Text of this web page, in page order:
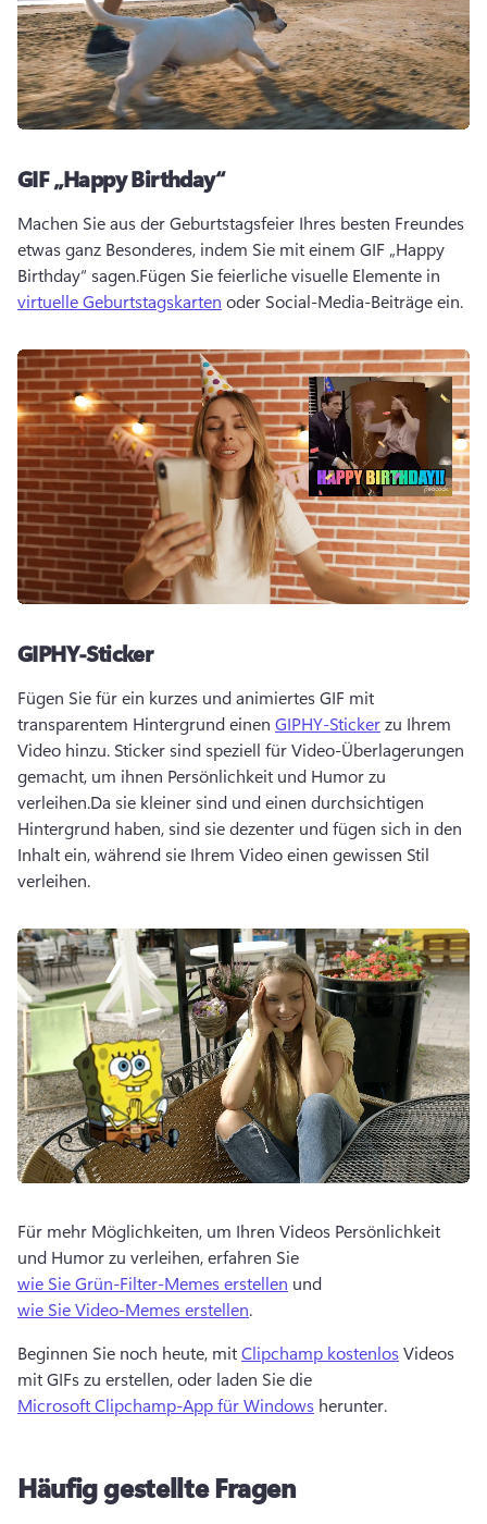
GIF „Happy Birthday“
Machen Sie aus der Geburtstagsfeier Ihres besten Freundes
etwas ganz Besonderes, indem Sie mit einem GIF „Happy
Birthday“ sagen.Fügen Sie feierliche visuelle Elemente in
virtuelle Geburtstagskarten oder Social-Media-Beiträge ein.
GIPHY-Sticker
Fügen Sie für ein kurzes und animiertes GIF mit
transparentem Hintergrund einen GIPHY-Sticker zu Ihrem
Video hinzu. Sticker sind speziell für Video-Überlagerungen
gemacht, um ihnen Persönlichkeit und Humor zu
verleihen.Da sie kleiner sind und einen durchsichtigen
Hintergrund haben, sind sie dezenter und fügen sich in den
Inhalt ein, während sie Ihrem Video einen gewissen Stil
verleihen.
Für mehr Möglichkeiten, um Ihren Videos Persönlichkeit
und Humor zu verleihen, erfahren Sie
wie Sie Grün-Filter-Memes erstellen und
wie Sie Video-Memes erstellen.
Beginnen Sie noch heute, mit Clipchamp kostenlos Videos
mit GIFs zu erstellen, oder laden Sie die
Microsoft Clipchamp-App für Windows herunter.
Häufig gestellte Fragen